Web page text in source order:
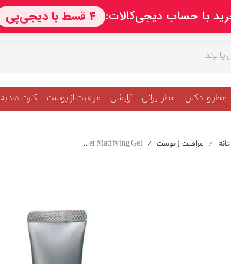
عطر و ادکلن عطر ایرانی آرایشی مراقبت از پوست کارت هدیه
خانه / مراقبت از پوست /
Shiseido Man Anti Shine Refresher Matifying Gel